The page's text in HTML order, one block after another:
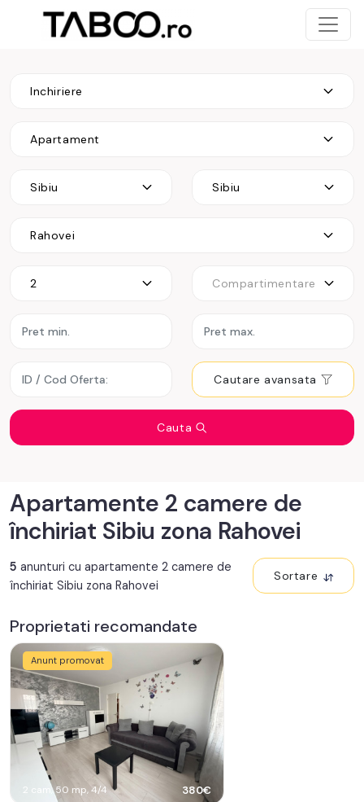
Inchiriere
Apartament
Sibiu Sibiu
Rahovei
2 Compartimentare
Cautare avansata
Cauta
Apartamente 2 camere de
închiriat Sibiu zona Rahovei
5 anunturi cu apartamente 2 camere de
închiriat Sibiu zona Rahovei
Sortare
Proprietati recomandate
Anunt promovat
2 cam, 50 mp, 4/4 380€